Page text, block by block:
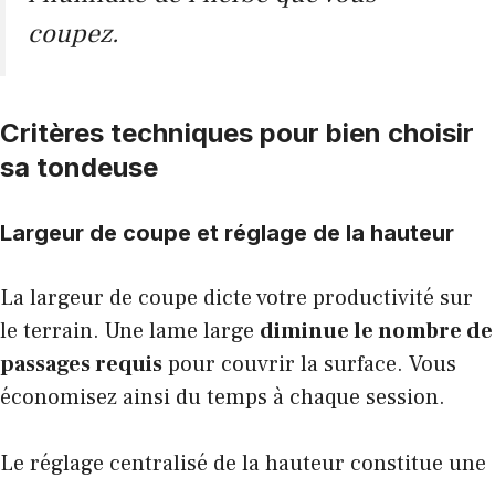
coupez.
Critères techniques pour bien choisir
sa tondeuse
Largeur de coupe et réglage de la hauteur
La largeur de coupe dicte votre productivité sur
le terrain. Une lame large diminue le nombre de
passages requispour couvrir la surface. Vous
économisez ainsi du temps à chaque session.
Le réglage centralisé de la hauteur constitue une